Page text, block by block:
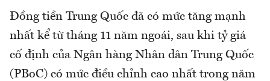
Đồng tiền Trung Quốc đã có mức tăng mạnh
nhất kể từ tháng 11 năm ngoái, sau khi tỷ giá
cố định của Ngân hàng Nhân dân Trung Quốc
(PBoC) có mức điều chỉnh cao nhất trong năm